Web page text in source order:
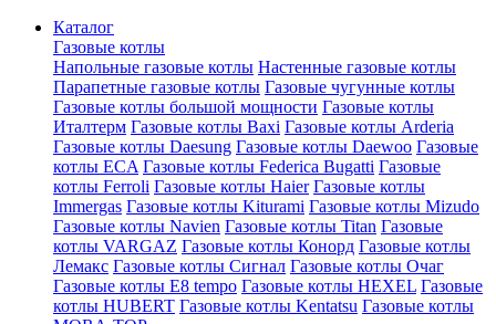
Каталог
Газовые котлы
Напольные газовые котлы Настенные газовые котлы
Парапетные газовые котлы Газовые чугунные котлы
Газовые котлы большой мощности Газовые котлы
Италтерм Газовые котлы Baxi Газовые котлы Arderia
Газовые котлы Daesung Газовые котлы Daewoo Газовые
котлы ECA Газовые котлы Federica Bugatti Газовые
котлы Ferroli Газовые котлы Haier Газовые котлы
Immergas Газовые котлы Kiturami Газовые котлы Mizudo
Газовые котлы Navien Газовые котлы Titan Газовые
котлы VARGAZ Газовые котлы Конорд Газовые котлы
Лемакс Газовые котлы Сигнал Газовые котлы Очаг
Газовые котлы E8 tempo Газовые котлы HEXEL Газовые
котлы HUBERT Газовые котлы Kentatsu Газовые котлы